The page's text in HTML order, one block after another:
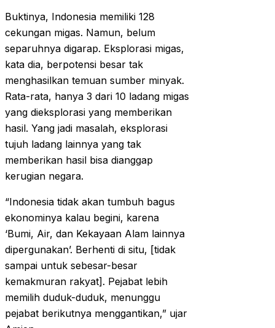
Buktinya, Indonesia memiliki 128
cekungan migas. Namun, belum
separuhnya digarap. Eksplorasi migas,
kata dia, berpotensi besar tak
menghasilkan temuan sumber minyak.
Rata-rata, hanya 3 dari 10 ladang migas
yang dieksplorasi yang memberikan
hasil. Yang jadi masalah, eksplorasi
tujuh ladang lainnya yang tak
memberikan hasil bisa dianggap
kerugian negara.
“Indonesia tidak akan tumbuh bagus
ekonominya kalau begini, karena
‘Bumi, Air, dan Kekayaan Alam lainnya
dipergunakan’. Berhenti di situ, [tidak
sampai untuk sebesar-besar
kemakmuran rakyat]. Pejabat lebih
memilih duduk-duduk, menunggu
pejabat berikutnya menggantikan,” ujar